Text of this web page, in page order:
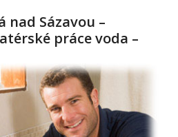
Sázavou –
práce voda –